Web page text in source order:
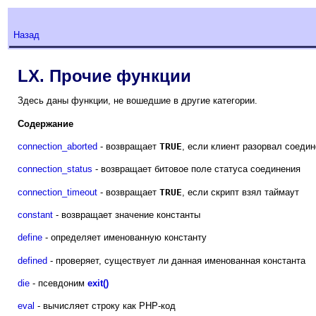
Назад
LX. Прочие функции
Здесь даны функции, не вошедшие в другие категории.
Содержание
connection_aborted - возвращает TRUE , если клиент разорвал
connection_status - возвращает битовое поле статуса соединения
connection_timeout - возвращает TRUE , если скрипт взял таймаут
constant - возвращает значение константы
define - определяет именованную константу
defined - проверяет, существует ли данная именованная константа
die - псевдоним exit()
eval - вычисляет строку как PHP-код